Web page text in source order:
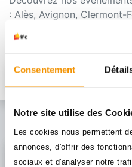
Consentement
Notre site utilise des
Les cookies nous permettent
annonces, d'offrir des
sociaux et d'analyser notre
: Alès, Avignon, Clermont-
Montpellier, Nîmes,
Valence.
TÉLÉCHARGER LA
Entreprises